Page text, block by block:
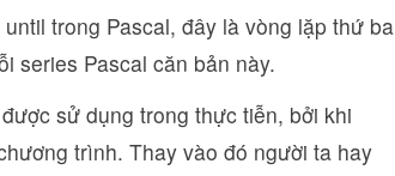
trong Pascal, đây là vòng lặp thứ ba
series Pascal căn bản này.
sử dụng trong thực tiễn, bởi khi
trình. Thay vào đó người ta hay